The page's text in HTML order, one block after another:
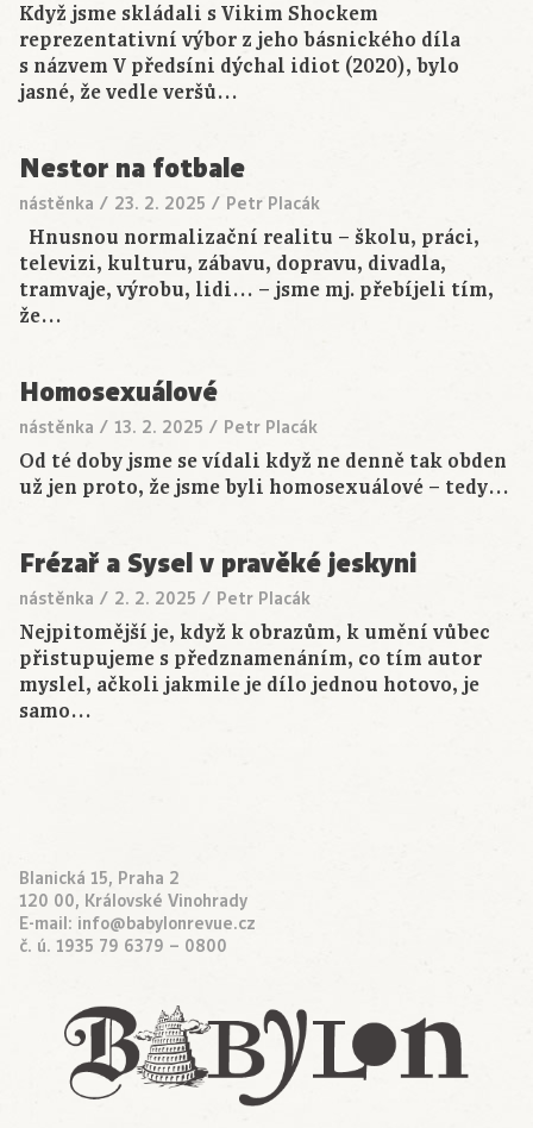
Když jsme skládali s Vikim Shockem
reprezentativní výbor z jeho básnického díla
s názvem V předsíni dýchal idiot (2020), bylo
jasné, že vedle veršů…
Nestor na fotbale
nástěnka / 23. 2. 2025 / Petr Placák
Hnusnou normalizační realitu – školu, práci,
televizi, kulturu, zábavu, dopravu, divadla,
tramvaje, výrobu, lidi… – jsme mj. přebíjeli tím,
že…
Homosexuálové
nástěnka / 13. 2. 2025 / Petr Placák
Od té doby jsme se vídali když ne denně tak obden
už jen proto, že jsme byli homosexuálové – tedy…
Frézař a Sysel v pravěké jeskyni
nástěnka / 2. 2. 2025 / Petr Placák
Nejpitomější je, když k obrazům, k umění vůbec
přistupujeme s předznamenáním, co tím autor
myslel, ačkoli jakmile je dílo jednou hotovo, je
samo…
Blanická 15, Praha 2
120 00, Královské Vinohrady
E-mail: info@babylonrevue.cz
č. ú. 1935 79 6379 – 0800